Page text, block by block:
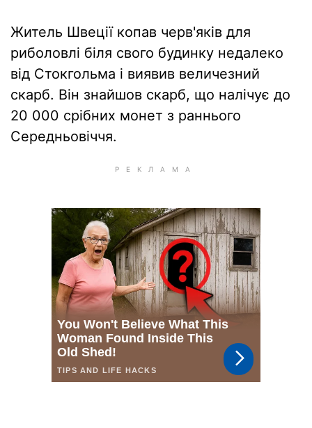
Житель Швеції копав черв'яків для
риболовлі біля свого будинку недалеко
від Стокгольма і виявив величезний
скарб. Він знайшов скарб, що налічує до
20 000 срібних монет з раннього
Середньовіччя.